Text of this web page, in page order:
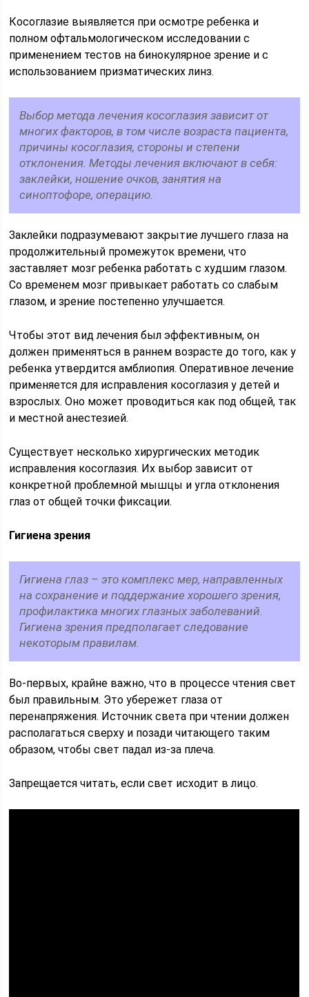
Косоглазие выявляется при осмотре ребенка и
полном офтальмологическом исследовании с
применением тестов на бинокулярное зрение и с
использованием призматических линз.
Выбор метода лечения косоглазия зависит от
многих факторов, в том числе возраста пациента,
причины косоглазия, стороны и степени
отклонения. Методы лечения включают в себя:
заклейки, ношение очков, занятия на
синоптофоре, операцию.
Заклейки подразумевают закрытие лучшего глаза на
продолжительный промежуток времени, что
заставляет мозг ребенка работать с худшим глазом.
Со временем мозг привыкает работать со слабым
глазом, и зрение постепенно улучшается.
Чтобы этот вид лечения был эффективным, он
должен применяться в раннем возрасте до того, как у
ребенка утвердится амблиопия. Оперативное лечение
применяется для исправления косоглазия у детей и
взрослых. Оно может проводиться как под общей, так
и местной анестезией.
Существует несколько хирургических методик
исправления косоглазия. Их выбор зависит от
конкретной проблемной мышцы и угла отклонения
глаз от общей точки фиксации.
Гигиена зрения
Гигиена глаз – это комплекс мер, направленных
на сохранение и поддержание хорошего зрения,
профилактика многих глазных заболеваний.
Гигиена зрения предполагает следование
некоторым правилам.
Во-первых, крайне важно, что в процессе чтения свет
был правильным. Это убережет глаза от
перенапряжения. Источник света при чтении должен
располагаться сверху и позади читающего таким
образом, чтобы свет падал из-за плеча.
Запрещается читать, если свет исходит в лицо.